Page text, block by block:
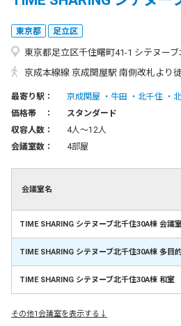
東京都 足立区
東京都足立区千住曙町41-1 シテヌー
京成本線線 京成関屋駅 南側改札より徒歩 5分 東武スカイツリーライン線 牛田駅 改札より徒歩 5分 JR各線 北千住駅 東口より徒歩 17分 東武線 北千住駅 東口より徒歩 17分 ◆京成関屋駅「南側」からのアクセス方法：徒歩５分◆ ①横
最寄り駅： 京成関屋 牛田 北千住
価格帯 ：
スタンダード
収容人数：
4人〜12人
会議室数：
4部屋
会議室名
TIME SHARING シテヌーブ北千住30A棟 会議
TIME SHARING シテヌーブ北千住30A棟 多目
TIME SHARING シテヌーブ北千住30A棟 和室
その他1会議室を表示する↓